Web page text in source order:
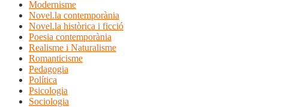
Modernisme
Novel.la contemporània
Novel.la històrica i ficció
Poesia contemporània
Realisme i Naturalisme
Romanticisme
Pedagogia
Política
Psicologia
Sociologia